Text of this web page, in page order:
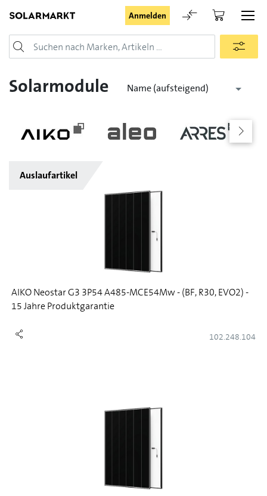
Anmelden
Login
Angemeldet bleiben
Solarmodule Name (aufsteigend)
Auslaufartikel
AIKO Neostar G3 3P54 A485-MCE54Mw - (BF, R30, EVO2) -
15 Jahre Produktgarantie
102.248.104